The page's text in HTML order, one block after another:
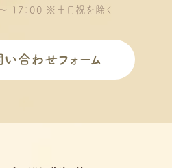
17：00 ※土日祝を除く
い合わせフォーム